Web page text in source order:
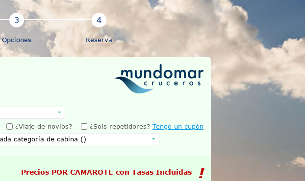
Opciones Reserva
¿Viaje de novios?
¿Sois repetidores? Tengo un cupón
Precios POR CAMAROTE con Tasas Incluidas